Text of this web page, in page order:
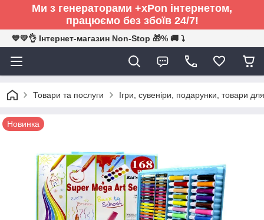
Ми з генераторами +xPon інтернетом,
працюємо без збоїв 24/7!
💙💛👌 Інтернет-магазин Non-Stop 🎁% 🚚 ⤵
Товари та послуги Ігри, сувеніри, подарунки, товари
Новинка